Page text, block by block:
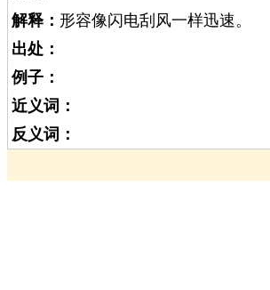
解释： 形容像闪电刮风一样迅速。
出处：
例子：
近义词：
反义词：